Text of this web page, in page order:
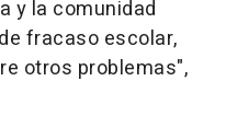
y la comunidad
fracaso escolar,
otros problemas",